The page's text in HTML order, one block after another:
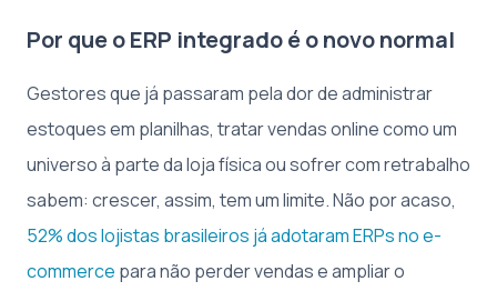
Por que o ERP integrado é o novo normal
Gestores que já passaram pela dor de administrar
estoques em planilhas, tratar vendas online como um
universo à parte da loja física ou sofrer com retrabalho
sabem: crescer, assim, tem um limite. Não por acaso,
52% dos lojistas brasileiros já adotaram ERPs no e-
commerce para não perder vendas e ampliar o